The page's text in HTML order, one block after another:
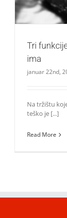
Tri
ima
januar 22nd,
Na tržištu
teško je [...]
Read More